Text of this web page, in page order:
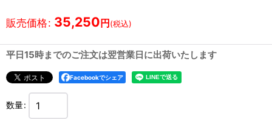
販売価格: 35,250 円 (税込)
平日15時までのご注文は翌営業日に出荷いたします
Facebookでシェア
数量: